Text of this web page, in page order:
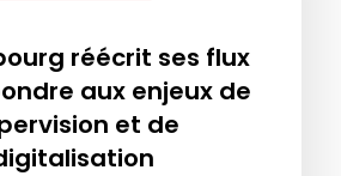
réécrit ses flux
aux enjeux de
et de